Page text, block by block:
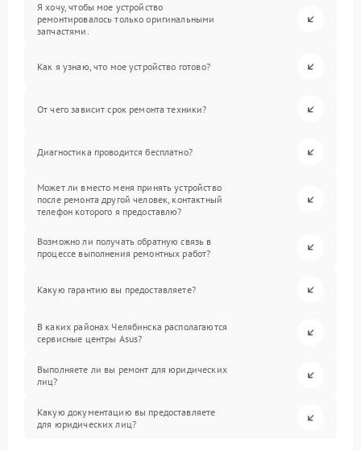
Я хочу, чтобы мое устройство
ремонтировалось только оригинальными
запчастями.
Как я узнаю, что мое устройство готово?
От чего зависит срок ремонта техники?
Диагностика проводится бесплатно?
Может ли вместо меня принять устройство
после ремонта другой человек, контактный
телефон которого я предоставлю?
Возможно ли получать обратную связь в
процессе выполнения ремонтных работ?
Какую гарантию вы предоставляете?
В каких районах Челябинска располагаются
сервисные центры Asus?
Выполняете ли вы ремонт для юридических
лиц?
Какую документацию вы предоставляете
для юридических лиц?